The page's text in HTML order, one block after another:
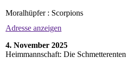
Moralhüpfer : Scorpions
Adresse anzeigen
4. November 2025
Heimmannschaft: Die Schmetterenten